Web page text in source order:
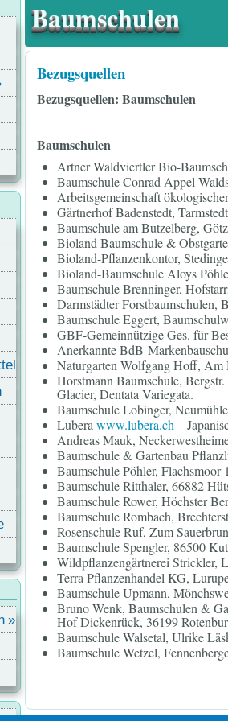
Baumschulen
Bezugsquellen
Bezugsquellen: Baumschulen
Baumschulen
Artner Waldviertler Bio-
Baumschule Conrad Appel
Arbeitsgemeinschaft
Gärtnerhof Badenstedt,
Baumschule am Butzelberg,
Bioland Baumschule &
Bioland-Pflanzenkontor,
Bioland-Baumschule Aloys
Baumschule Brenninger,
Darmstädter Forstbaumschulen,
Baumschule Eggert,
GBF-Gemeinnützige Ges. für
Anerkannte BdB-
Naturgarten Wolfgang Hoff, Am
Horstmann Baumschule,
Glacier, Dentata Variegata.
Baumschule Lobinger,
Lubera www.lubera.ch
Andreas Mauk,
Baumschule & Gartenbau
Baumschule Pöhler, Flachsmoor
Baumschule Ritthaler, 66882
Baumschule Rower, Höchster
Baumschule Rombach,
Rosenschule Ruf, Zum
Baumschule Spengler, 86500
Wildpflanzengärtnerei Strickler,
Terra Pflanzenhandel KG,
Baumschule Upmann,
Bruno Wenk, Baumschulen &
Hof Dickenrück, 36199
Baumschule Walsetal, Ulrike
Baumschule Wetzel,